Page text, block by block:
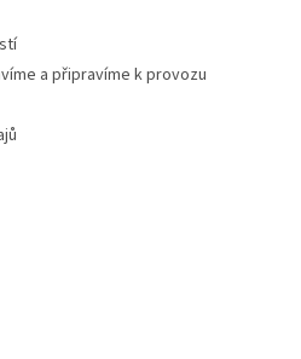
a připravíme k provozu